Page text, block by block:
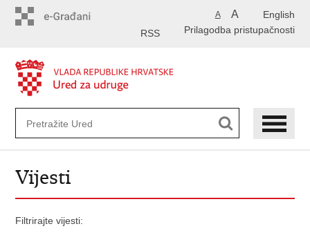
English
A A
Prilagodba pristupačnosti
RSS
Vijesti
Filtrirajte vijesti: